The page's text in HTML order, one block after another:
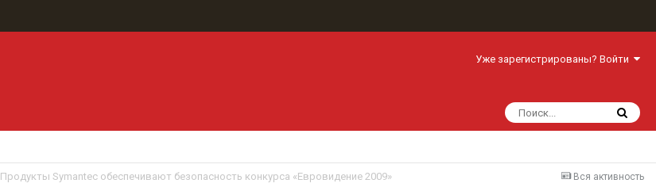
Уже зарегистрированы? Войти
Вся активность
Продукты Symantec обеспечивают безопасность конкурса «Евровидение 2009»